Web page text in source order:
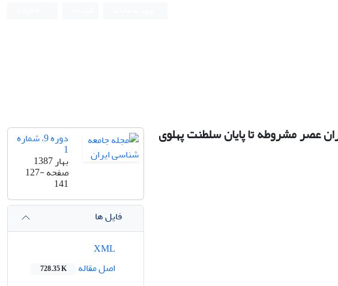
عصر مشروطه تا پایان سلطنت پهلوی دوره 9، شماره
1
بهار 1387
صفحه127-
141
فایل ها
اصل مقاله
728.35 K